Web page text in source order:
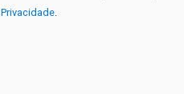
Privacidade.